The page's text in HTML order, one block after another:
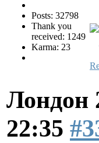
Posts: 32798
Thank you
received: 1249
Karma: 23
Лондон
22:35